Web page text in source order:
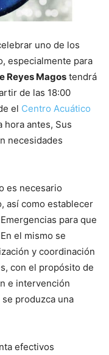
uno de los
especialmente para
Reyes Magos tendrá
de las 18:00
el Centro Acuático
hora antes, Sus
necesidades
es necesario
así como establecer
para que
el mismo se
y coordinación
con el propósito de
e intervención
produzca una
efectivos